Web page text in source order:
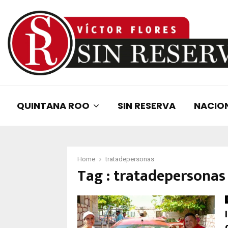
QUINTANA ROO SIN RESERVA
Home tratadepersonas
Tag : tratadepersonas